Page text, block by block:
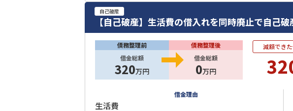
自己破産
【自己破産】生活費の借入れを同時廃止で自己
債務整理前
借金総額
320万円
債務整理後
借金総額
0万円
減額でき
借金理由
生活費